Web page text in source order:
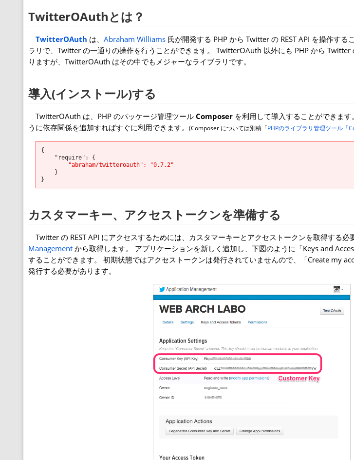
TwitterOAuthとは？
TwitterOAuth は、 Abraham Williams 氏が開発する PHP から Twitter の REST API を操作す
ラリで、Twitter の一通りの操作を行うことができます。 TwitterOAuth 以外にも PHP から Twitter
りますが、TwitterOAuth はその中でもメジャーなライブラリです。
導入(インストール)する
TwitterOAuth は、PHP のパッケージ管理ツール Composer を利用して導入することができま
うに依存関係を追加すればすぐに利用できます。 (Composer については別稿「PHPのライブラリ管理ツール「
{
"abraham/twitteroauth": "0.7.2"
}
カスタマーキー、アクセストークンを準備する
Twitter の REST API にアクセスするためには、カスタマーキーとアクセストークンを取得する必
Management から取得します。 アプリケーションを新しく追加し、下図のように「Keys and
することができます。 初期状態ではアクセストークンは発行されていませんので、「Create my
発行する必要があります。